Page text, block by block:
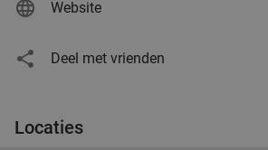
Website
Deel met vrienden
Locaties